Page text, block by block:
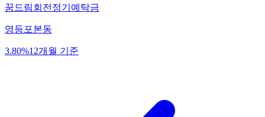
꿈드림회전정기예탁금
영등포본동
3.80%12개월 기준